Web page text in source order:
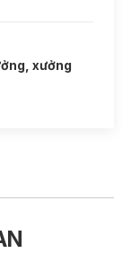
xưởng